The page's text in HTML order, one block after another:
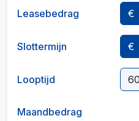
Leasebedrag €
Slottermijn €
Looptijd
Maandbedrag